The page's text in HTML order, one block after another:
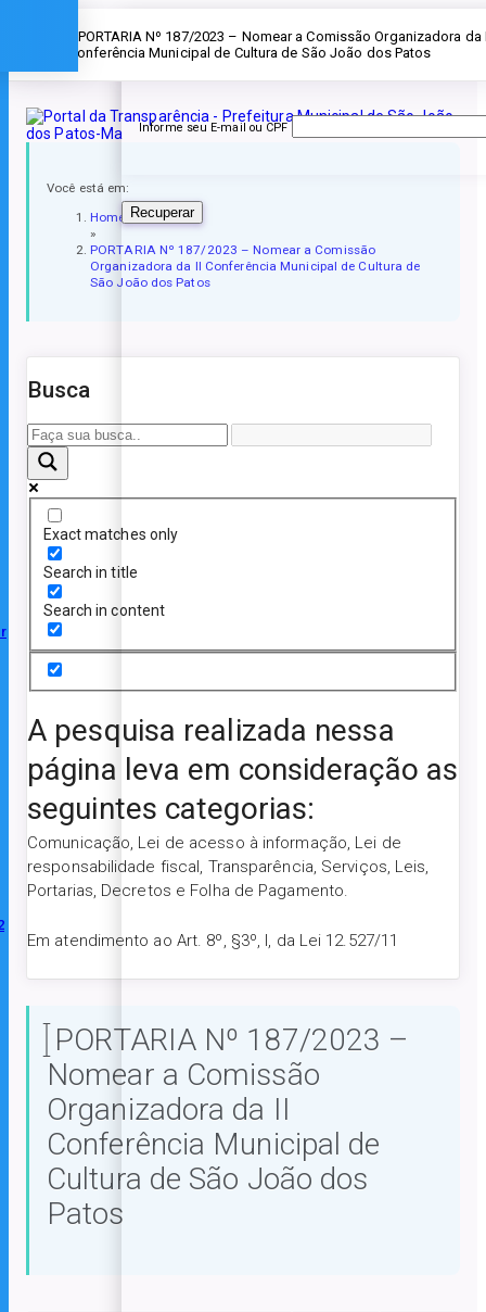
» PORTARIA Nº 187/2023 – Nomear a Comissão Organizadora da
Conferência Municipal de Cultura de São João dos Patos
Você está em:
Home
»
PORTARIA Nº 187/2023 – Nomear a Comissão
Organizadora da II Conferência Municipal de Cultura de
São João dos Patos
Busca
Exact matches only
Search in title
Search in content
A pesquisa realizada nessa
página leva em consideração as
seguintes categorias:
Comunicação, Lei de acesso à informação, Lei de
responsabilidade fiscal, Transparência, Serviços, Leis,
Portarias, Decretos e Folha de Pagamento.
Em atendimento ao Art. 8º, §3º, I, da Lei 12.527/11
PORTARIA Nº 187/2023 –
Nomear a Comissão
Organizadora da II
Conferência Municipal de
Cultura de São João dos
Patos
Informe seu E-mail ou CPF
Recuperar